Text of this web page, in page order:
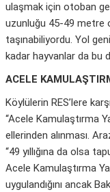
ulaşmak için otoban
uzunluğu 45-49 metre
taşınabiliyordu. Yol
kadar hayvanlar da bu
ACELE
Köylülerin RES’lere
“Acele Kamulaştırma
ellerinden alınması.
“49 yıllığına da olsa
Acele Kamulaştırma
uygulandığını ancak